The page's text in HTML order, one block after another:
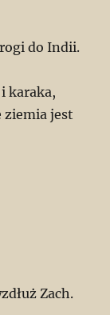
do Indii.
karaka,
ziemia jest
Zach.